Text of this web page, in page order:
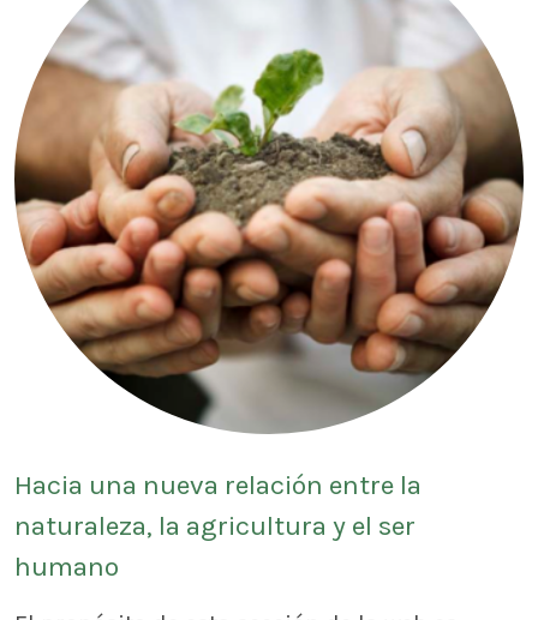
Hacia una nueva relación entre la
naturaleza, la agricultura y el ser
humano